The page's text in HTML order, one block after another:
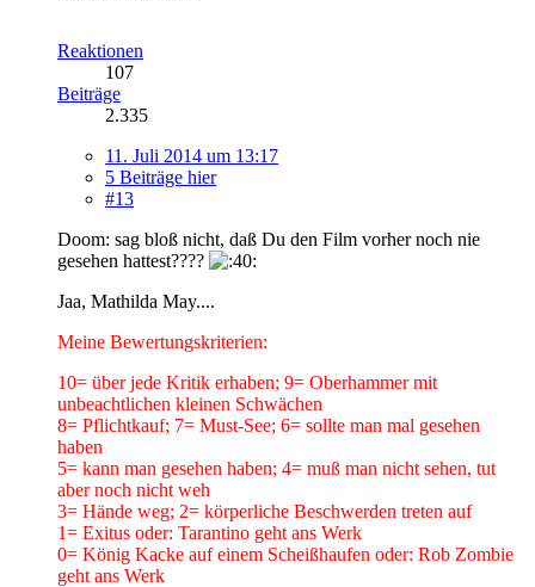
Reaktionen
107
Beiträge
2.335
11. Juli 2014 um 13:17
5 Beiträge hier
#13
Doom: sag bloß nicht, daß Du den Film vorher noch nie
gesehen hattest????
Jaa, Mathilda May....
Meine Bewertungskriterien:
10= über jede Kritik erhaben; 9= Oberhammer mit
unbeachtlichen kleinen Schwächen
8= Pflichtkauf; 7= Must-See; 6= sollte man mal gesehen
haben
5= kann man gesehen haben; 4= muß man nicht sehen, tut
aber noch nicht weh
3= Hände weg; 2= körperliche Beschwerden treten auf
1= Exitus oder: Tarantino geht ans Werk
0= König Kacke auf einem Scheißhaufen oder: Rob Zombie
geht ans Werk